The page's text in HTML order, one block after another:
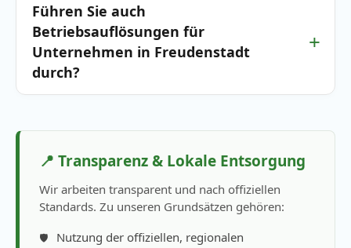
Führen Sie auch
Betriebsauflösungen für
Unternehmen in Freudenstadt
durch?
📍 Transparenz & Lokale Entsorgung
Wir arbeiten transparent und nach offiziellen
Standards. Zu unseren Grundsätzen gehören:
Nutzung der offiziellen, regionalen